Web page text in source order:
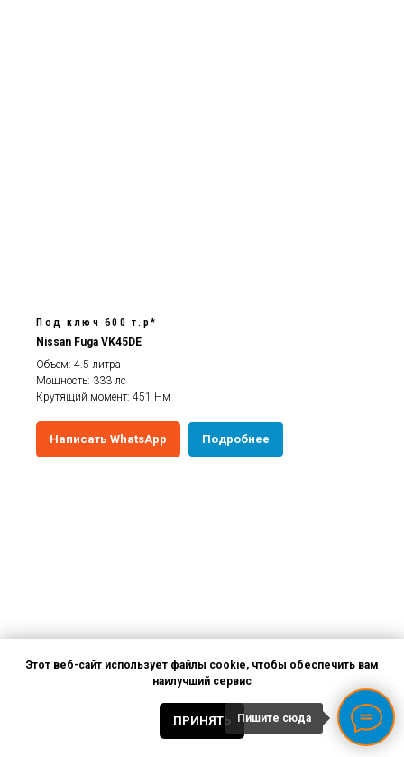
Под ключ 600 т.р*
Nissan Fuga VK45DE
Объем: 4.5 литра
Мощность: 333 лс
Крутящий момент: 451 Нм
Написать WhatsApp Подробнее
Этот веб-сайт использует файлы cookie, чтобы обеспечить вам
наилучший сервис
ПРИНЯТЬ Пишите сюда